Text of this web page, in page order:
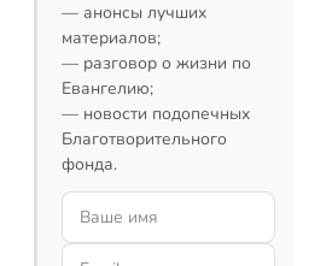
— анонсы лучших
материалов;
— разговор о жизни по
Евангелию;
— новости подопечных
Благотворительного
фонда.